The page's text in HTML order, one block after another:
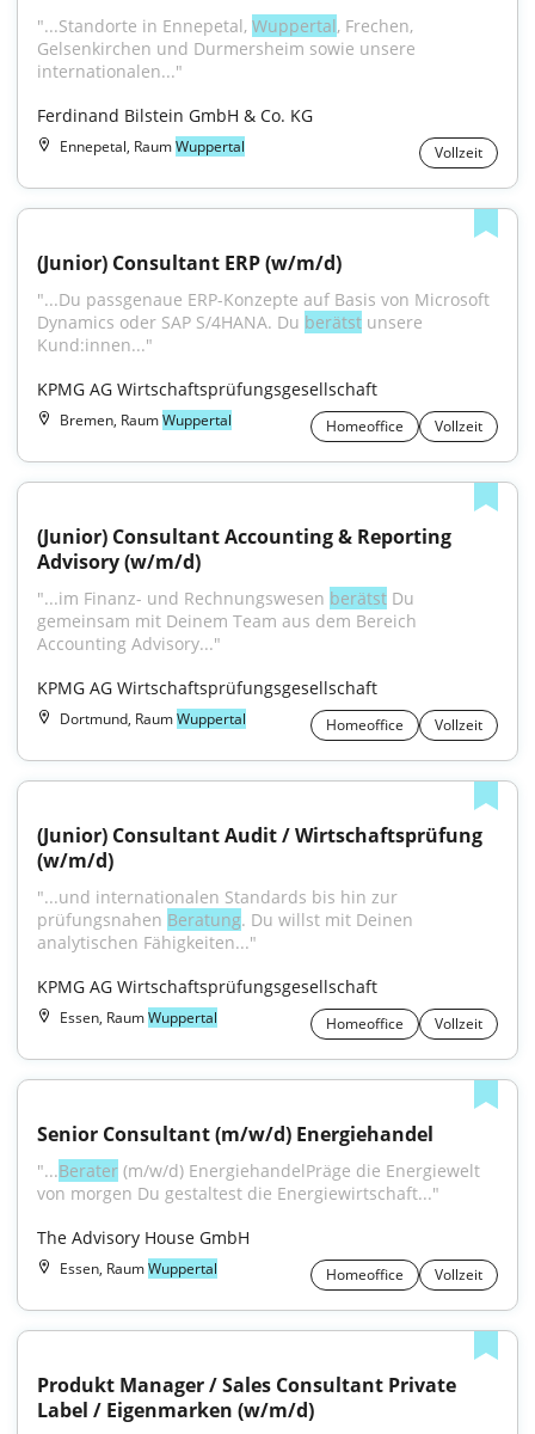
"...Standorte in Ennepetal, Wuppertal, Frechen,
Gelsenkirchen und Durmersheim sowie unsere
internationalen..."
Ferdinand Bilstein GmbH & Co. KG
Ennepetal, RaumWuppertal Vollzeit
(Junior) Consultant ERP (w/m/d)
"...Du passgenaue ERP-Konzepte auf Basis von Microsoft
Dynamics oder SAP S/4HANA. Du berätst unsere
Kund:innen..."
KPMG AG Wirtschaftsprüfungsgesellschaft
Bremen, RaumWuppertal Homeoffice Vollzeit
(Junior) Consultant Accounting & Reporting
Advisory (w/m/d)
"...im Finanz- und Rechnungswesen berätst Du
gemeinsam mit Deinem Team aus dem Bereich
Accounting Advisory..."
KPMG AG Wirtschaftsprüfungsgesellschaft
Dortmund, RaumWuppertal Homeoffice Vollzeit
(Junior) Consultant Audit / Wirtschaftsprüfung
(w/m/d)
"...und internationalen Standards bis hin zur
prüfungsnahen Beratung. Du willst mit Deinen
analytischen Fähigkeiten..."
KPMG AG Wirtschaftsprüfungsgesellschaft
Essen, RaumWuppertal Homeoffice Vollzeit
Senior Consultant (m/w/d) Energiehandel
"...Berater (m/w/d) EnergiehandelPräge die Energiewelt
von morgen Du gestaltest die Energiewirtschaft..."
The Advisory House GmbH
Essen, RaumWuppertal Homeoffice Vollzeit
Produkt Manager / Sales Consultant Private
Label / Eigenmarken (w/m/d)